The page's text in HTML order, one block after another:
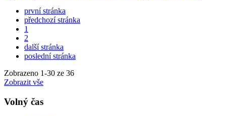
první stránka
předchozí stránka
1
2
další stránka
poslední stránka
Zobrazeno 1-30 ze 36
Zobrazit vše
Volný čas